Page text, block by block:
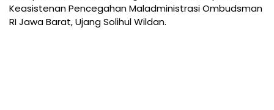
Keasistenan Pencegahan Maladministrasi Ombudsman
RI Jawa Barat, Ujang Solihul Wildan.